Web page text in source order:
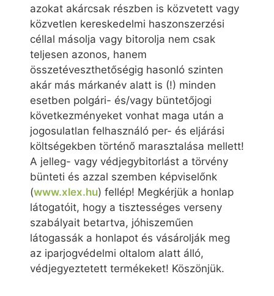
azokat akárcsak részben is közvetett vagy
közvetlen kereskedelmi haszonszerzési
céllal másolja vagy bitorolja nem csak
teljesen azonos, hanem
összetéveszthetőségig hasonló szinten
akár más márkanév alatt is (!) minden
esetben polgári- és/vagy büntetőjogi
következményeket vonhat maga után a
jogosulatlan felhasználó per- és eljárási
költségekben történő marasztalása mellett!
A jelleg- vagy védjegybitorlást a törvény
bünteti és azzal szemben képviselőnk
(www.xlex.hu) fellép! Megkérjük a honlap
látogatóit, hogy a tisztességes verseny
szabályait betartva, jóhiszeműen
látogassák a honlapot és vásárolják meg
az iparjogvédelmi oltalom alatt álló,
védjegyeztetett termékeket! Köszönjük.